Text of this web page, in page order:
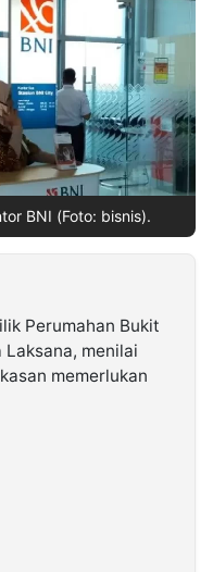
BNI (Foto: bisnis).
Perumahan Bukit
Laksana, menilai
memerlukan